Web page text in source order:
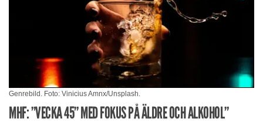
Genrebild. Foto: Vinicius Amnx/Unsplash.
MHF: ”VECKA 45” MED FOKUS PÅ ÄLDRE OCH ALKOHOL”